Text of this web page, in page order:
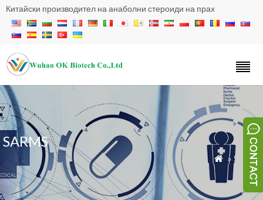
Китайски производител на анаболни стероиди на прах
SARMS
 » SARM